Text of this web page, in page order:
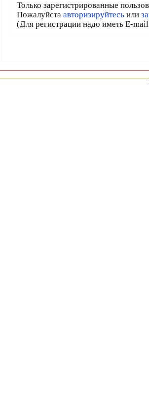
Только зарегистрированные
Пожалуйста авторизируйтесь или
(Для регистрации надо иметь E-